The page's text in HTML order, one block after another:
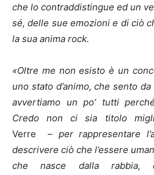
che lo contraddistingue ed un
sé, delle sue emozioni e di ciò
la sua anima rock.
«Oltre me non esisto è un
uno stato d’animo, che sento
avvertiamo un po’ tutti
Credo non ci sia titolo
Verre – per rappresentare
descrivere ciò che l’essere
che nasce dalla rabbia,